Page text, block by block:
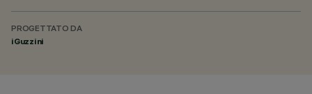
PROGETTATO DA
iGuzzini